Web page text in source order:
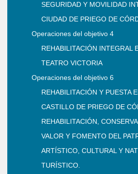
SEGURIDAD Y MOVILIDAD
CIUDAD DE PRIEGO DE
Operaciones del objetivo 4
REHABILITACIÓN INTEGRAL
TEATRO VICTORIA
Operaciones del objetivo 6
REHABILITACIÓN Y PUESTA
CASTILLO DE PRIEGO DE
REHABILITACIÓN,
VALOR Y FOMENTO DEL
ARTÍSTICO, CULTURAL Y
TURÍSTICO.